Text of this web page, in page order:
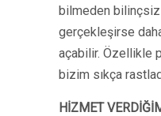
bilmeden
gerçekleşirse
açabilir. Özellikle
bizim sıkça
HİZMET